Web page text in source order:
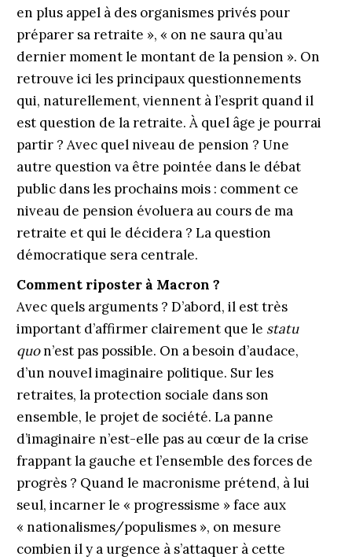
en plus appel à des organismes privés pour
préparer sa retraite », « on ne saura qu’au
dernier moment le montant de la pension ». On
retrouve ici les principaux questionnements
qui, naturellement, viennent à l’esprit quand il
est question de la retraite. À quel âge je pourrai
partir ? Avec quel niveau de pension ? Une
autre question va être pointée dans le débat
public dans les prochains mois : comment ce
niveau de pension évoluera au cours de ma
retraite et qui le décidera ? La question
démocratique sera centrale.
Comment riposter à Macron ?
Avec quels arguments ? D’abord, il est très
important d’affirmer clairement que le statu
quon’est pas possible. On a besoin d’audace,
d’un nouvel imaginaire politique. Sur les
retraites, la protection sociale dans son
ensemble, le projet de société. La panne
d’imaginaire n’est-elle pas au cœur de la crise
frappant la gauche et l’ensemble des forces de
progrès ? Quand le macronisme prétend, à lui
seul, incarner le « progressisme » face aux
« nationalismes/populismes », on mesure
combien il y a urgence à s’attaquer à cette